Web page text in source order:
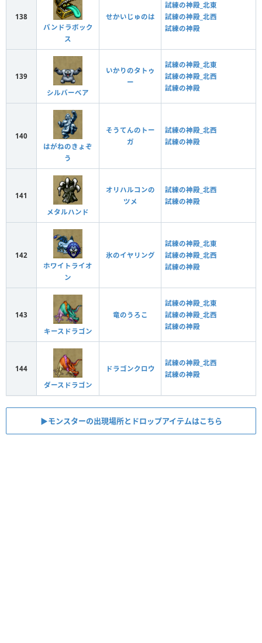
138
パンドラボック
ス
せかいじゅのは
試練の神殿_北東
試練の神殿_北西
試練の神殿
139
シルバーベア
いかりのタトゥ
ー
試練の神殿_北東
試練の神殿_北西
試練の神殿
140
はがねのきょぞ
う
そうてんのトー
ガ
試練の神殿_北西
試練の神殿
141
メタルハンド
オリハルコンの
ツメ
試練の神殿_北西
試練の神殿
142
ホワイトライオ
ン
氷のイヤリング
試練の神殿_北東
試練の神殿_北西
試練の神殿
143
キースドラゴン
竜のうろこ
試練の神殿_北東
試練の神殿_北西
試練の神殿
144
ダースドラゴン
ドラゴンクロウ
試練の神殿_北西
試練の神殿
▶︎モンスターの出現場所とドロップアイテムはこちら